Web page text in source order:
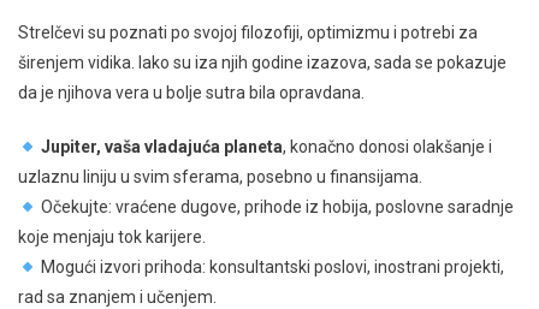
Strelčevi su poznati po svojoj filozofiji, optimizmu i potrebi za
širenjem vidika. Iako su iza njih godine izazova, sada se pokazuje
da je njihova vera u bolje sutra bila opravdana.
Jupiter, vaša vladajuća planeta, konačno donosi olakšanje i
uzlaznu liniju u svim sferama, posebno u finansijama.
Očekujte: vraćene dugove, prihode iz hobija, poslovne saradnje
koje menjaju tok karijere.
Mogući izvori prihoda: konsultantski poslovi, inostrani projekti,
rad sa znanjem i učenjem.